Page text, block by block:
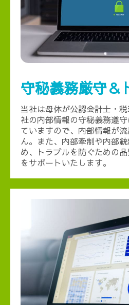
守秘義務厳守＆
当社は母体が公認会計士・
社の内部情報の守秘義務遵
ていますので、内部情報が
ん。また、内部牽制や内部
め、トラブルを防ぐための
をサポートいたします。